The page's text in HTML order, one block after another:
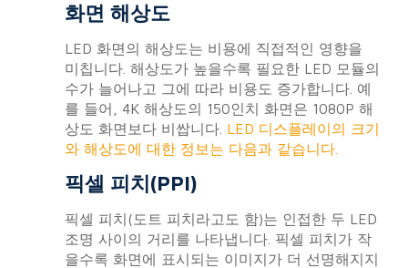
화면 해상도
LED 화면의 해상도는 비용에 직접적인 영향을
미칩니다. 해상도가 높을수록 필요한 LED 모듈의
수가 늘어나고 그에 따라 비용도 증가합니다. 예
를 들어, 4K 해상도의 150인치 화면은 1080P 해
상도 화면보다 비쌉니다. LED 디스플레이의 크기
와 해상도에 대한 정보는 다음과 같습니다.
픽셀 피치(PPI)
픽셀 피치(도트 피치라고도 함)는 인접한 두 LED
조명 사이의 거리를 나타냅니다. 픽셀 피치가 작
을수록 화면에 표시되는 이미지가 더 선명해지지